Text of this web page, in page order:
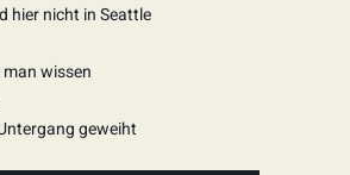
hier nicht in Seattle
wissen
geweiht